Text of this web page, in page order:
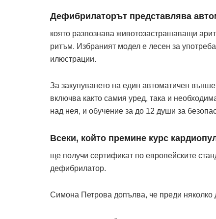
Дефибрилаторът представлява
която разпознава животозастрашаващи
ритъм. Избраният модел е лесен за
илюстрации.
За закупуването на един автоматичен
включва както самия уред, така и
над нея, и обучение за до 12 души за
Всеки, който премине курс
ще получи сертификат по европейските
дефибрилатор.
Симона Петрова допълва, че преди няколко